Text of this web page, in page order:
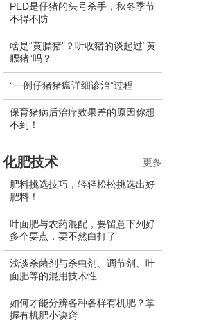
PED是仔猪的头号杀手，秋冬季节
不得不防
啥是“黄膘猪”？听收猪的谈起过“黄
膘猪”吗？
“一例仔猪猪瘟详细诊治”过程
保育猪病后治疗效果差的原因你想
不到！
化肥技术
肥料挑选技巧，轻轻松松挑选出好
肥料！
叶面肥与农药混配，要留意下列好
多个要点，要不然白打了
浅谈杀菌剂与杀虫剂、调节剂、叶
面肥等的混用技术性
如何才能分辨各种各样有机肥？掌
握有机肥小诀窍
更多